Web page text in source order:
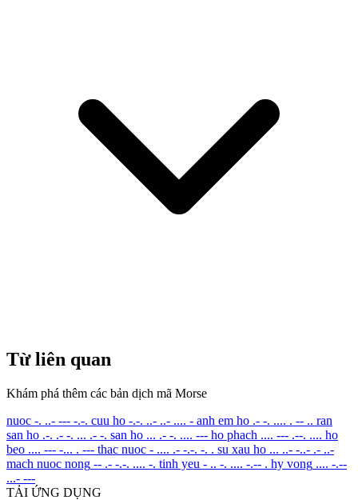
Từ liên quan
Khám phá thêm các bản dịch mã Morse
nuoc -. ..- --- -.-. cuu ho -.-. ..- ..- .... - anh em ho .- -. .... . -- .. ran
san ho .-. .- -. ... .- -. san ho ... .- -. .... --- ho phach .... --- .--. .... ho
beo .... --- -... . --- thac nuoc - .... .- -.-. -. . su xau ho ... ..- -..- .- ..-
mach nuoc nong -- .- -.-. .... -. tinh yeu - .. -. .... -.-- . hy vong .... -.--
...- ---
TẢI ỨNG DỤNG